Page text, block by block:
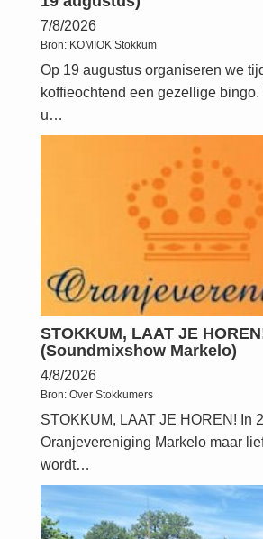
7/8/2026
Bron: KOMIOK Stokkum
Op 19 augustus organiseren we
koffieochtend een gezellige bingo.
u…
STOKKUM, LAAT JE
(Soundmixshow Markelo)
4/8/2026
Bron: Over Stokkumers
STOKKUM, LAAT JE HOREN! In
Oranjevereniging Markelo maar
wordt…